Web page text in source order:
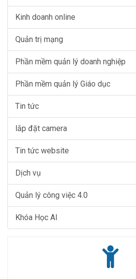
Kinh doanh online
Quản trị mạng
Phần mềm quản lý doanh nghiệp
Phần mềm quản lý Giáo dục
Tin tức
lắp đặt camera
Tin tức website
Dịch vụ
Quản lý công việc 4.0
Khóa Học AI